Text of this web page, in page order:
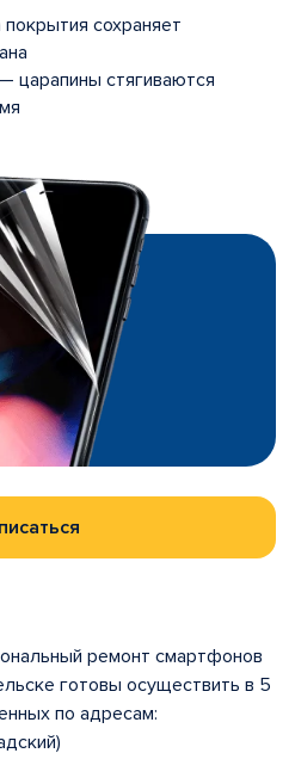
сохраняет
царапины стягиваются
ремонт смартфонов
готовы осуществить в 5
по адресам: